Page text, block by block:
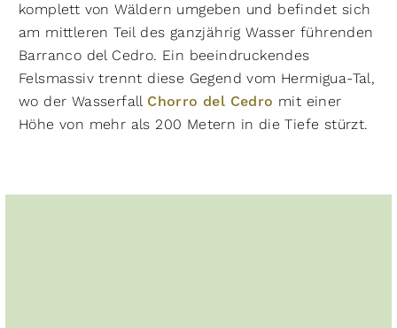
komplett von Wäldern umgeben und befindet sich
am mittleren Teil des ganzjährig Wasser führenden
Barranco del Cedro. Ein beeindruckendes
Felsmassiv trennt diese Gegend vom Hermigua-Tal,
wo der Wasserfall Chorro del Cedro mit einer
Höhe von mehr als 200 Metern in die Tiefe stürzt.